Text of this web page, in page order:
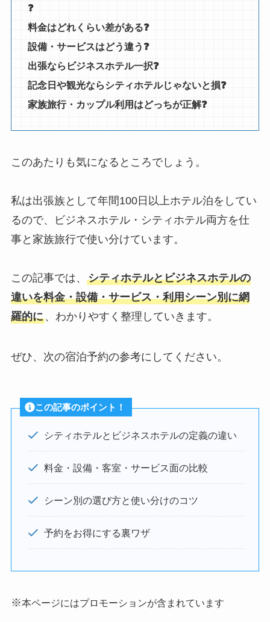
❓
料金はどれくらい差がある❓
設備・サービスはどう違う❓
出張ならビジネスホテル一択❓
記念日や観光ならシティホテルじゃないと損❓
家族旅行・カップル利用はどっちが正解❓
このあたりも気になるところでしょう。
私は出張族として年間100日以上ホテル泊をしてい
るので、ビジネスホテル・シティホテル両方を仕
事と家族旅行で使い分けています。
この記事では、 シティホテルとビジネスホテルの
違いを料金・設備・サービス・利用シーン別に網
羅的に、わかりやすく整理していきます。
ぜひ、次の宿泊予約の参考にしてください。
この記事のポイント！
シティホテルとビジネスホテルの定義の違い
料金・設備・客室・サービス面の比較
シーン別の選び方と使い分けのコツ
予約をお得にする裏ワザ
※本ページにはプロモーションが含まれています